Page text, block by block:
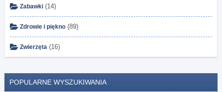
Zabawki (14)
Zdrowie i piękno (89)
Zwierzęta (16)
POPULARNE WYSZUKIWANIA